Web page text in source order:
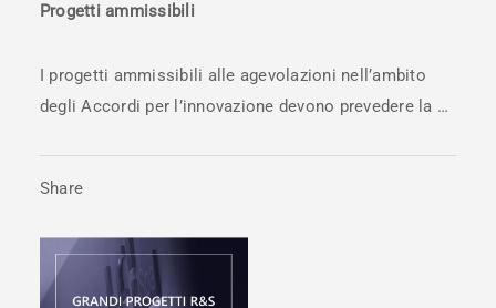
Progetti ammissibili
I progetti ammissibili alle agevolazioni nell’ambito
degli Accordi per l’innovazione devono prevedere la …
Share